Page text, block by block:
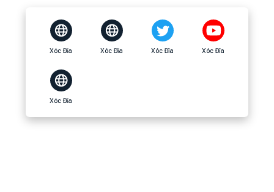
Xóc Đĩa Xóc Đĩa Xóc Đĩa Xóc Đĩa
Xóc Đĩa